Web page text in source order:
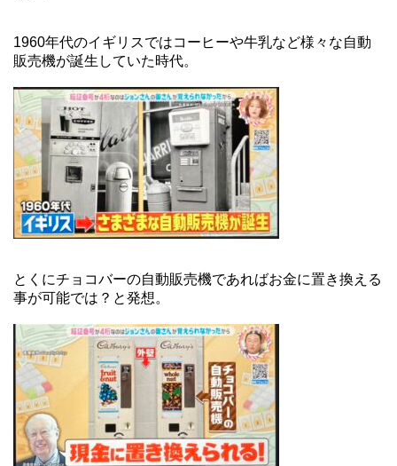
1960年代のイギリスではコーヒーや牛乳など様々な自動
販売機が誕生していた時代。
とくにチョコバーの自動販売機であればお金に置き換える
事が可能では？と発想。